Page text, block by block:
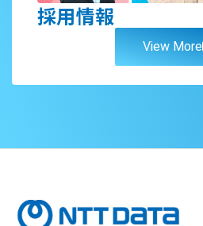
採用情報
View More